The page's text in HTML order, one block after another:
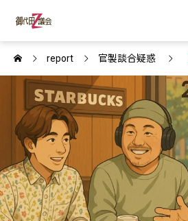
report 官製談合疑惑